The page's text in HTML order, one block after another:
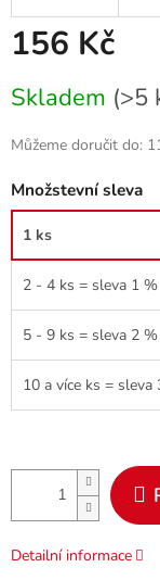
156 Kč
cena:
Skladem (>5
Můžeme doručit do:
Množstevní sleva
1 ks
2 - 4 ks = sleva 1 %
5 - 9 ks = sleva 2 %
10 a více ks = sleva
Detailní informace